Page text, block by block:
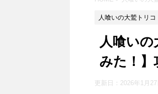
人喰いの大鷲トリコ
人喰い
みた！】
更新日： 2026年1月27